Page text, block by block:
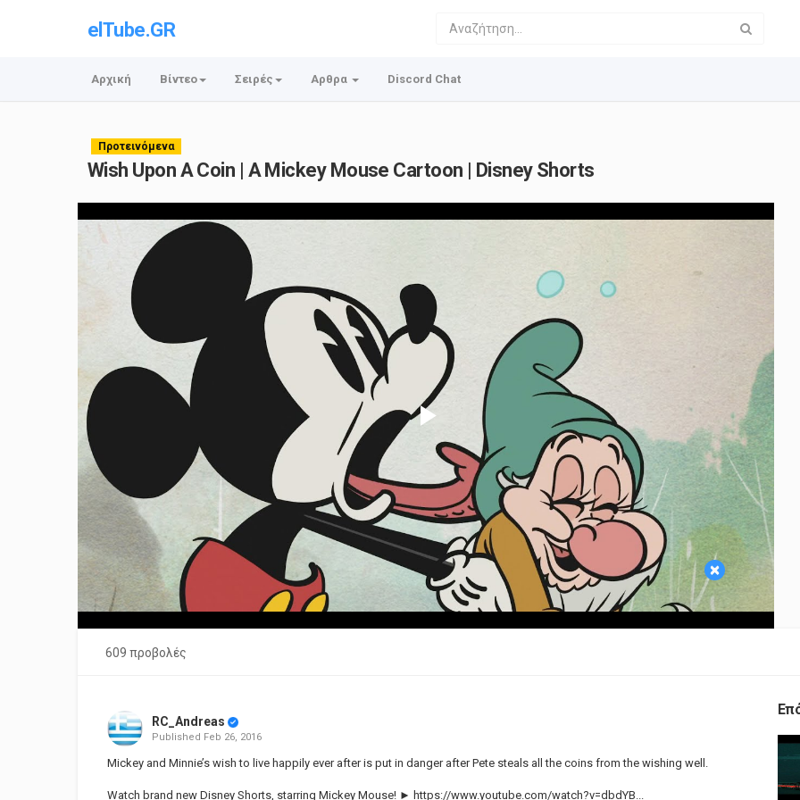
elTube.GR
Αρχική Βίντεο Σειρές Αρθρα Discord Chat
Προτεινόμενα
Wish Upon A Coin | A Mickey Mouse Cartoon | Disney Shorts
×
Play
Video
609 προβολές
RC_Andreas
Published Feb 26, 2016
Mickey and Minnie’s wish to live happily ever after is put in danger after Pete steals all the coins from the wishing well.
Watch brand new Disney Shorts, starring Mickey Mouse! ► https://www.youtube.com/watch?v=dbdYB...